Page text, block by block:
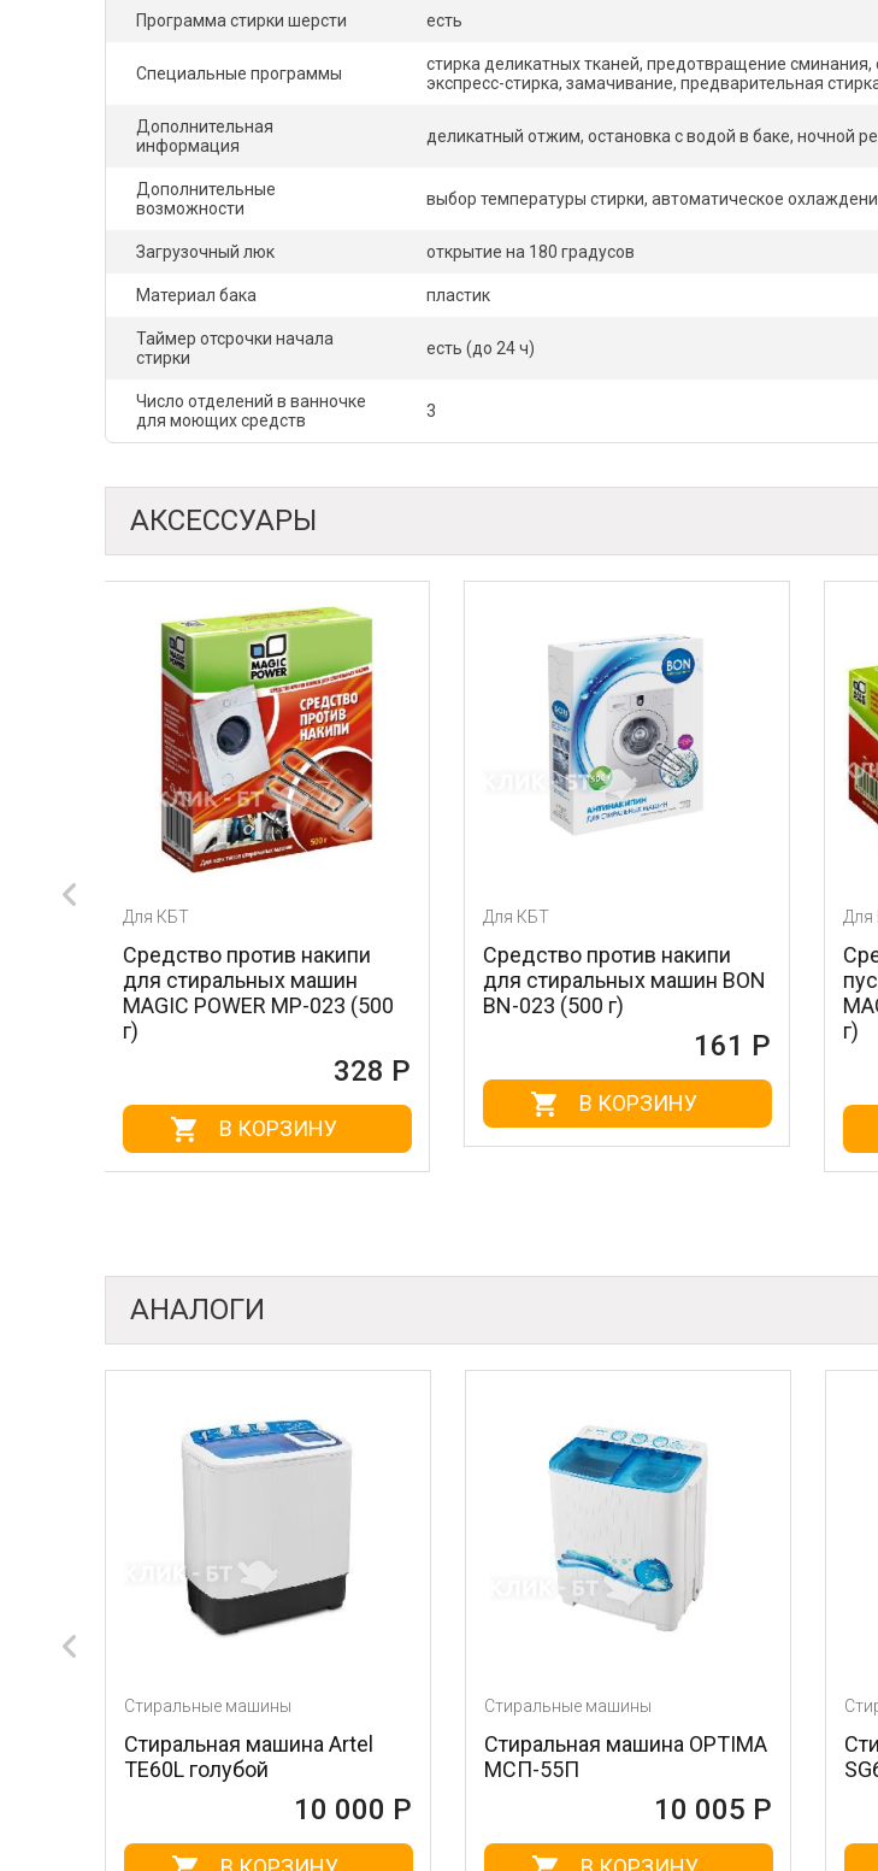
Программа стирки шерсти есть
Специальные программы
стирка деликатных тканей, предотвращение
экспресс-стирка, замачивание, предварительная
Дополнительная
информация
деликатный отжим, остановка с водой в баке, ночной
Дополнительные
возможности
выбор температуры стирки, автоматическое
Загрузочный люк открытие на 180 градусов
Материал бака пластик
Таймер отсрочки начала
стирки
есть (до 24 ч)
Число отделений в ванночке
для моющих средств
3
АКСЕССУАРЫ
Средство против накипи
для стиральных машин BON
BN-023 (500 г)
В КОРЗИНУ
Средство для первого
пуска стиральной машины
MAGIC POWER MP-843 (150
В КОРЗИНУ
АНАЛОГИ
Стиральные машины
Стиральная машина OPTIMA
МСП-55П
10 005 Р
Стиральные машины
Стиральная машина Artel
SG65P коричневый
10 100 Р